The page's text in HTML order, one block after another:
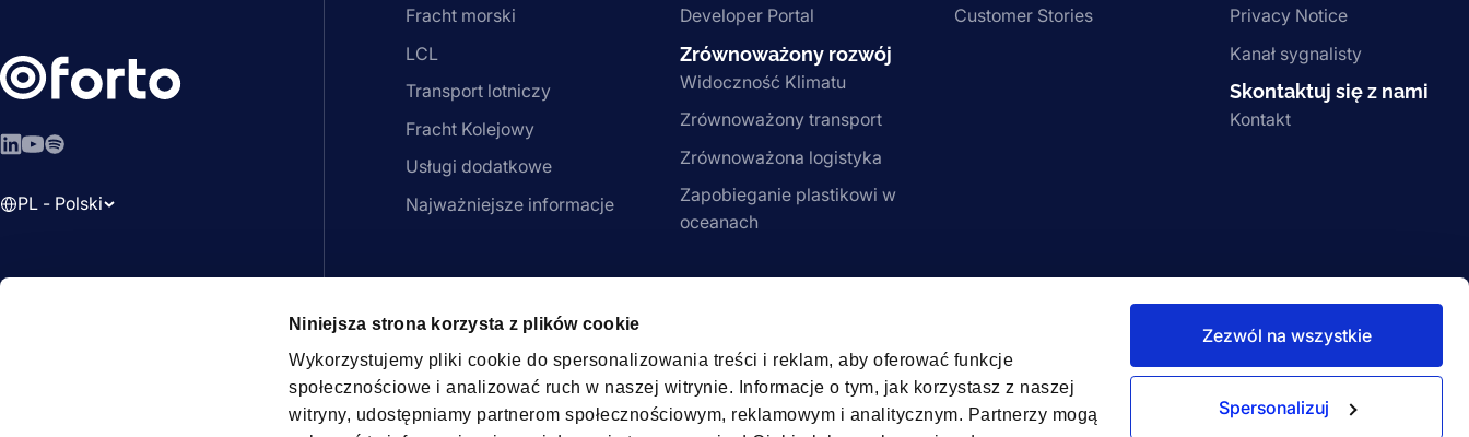
Niniejsza strona korzysta z plików cookie
Wykorzystujemy pliki cookie do spersonalizowania treści i reklam, aby oferować funkcje
społecznościowe i analizować ruch w naszej witrynie. Informacje o tym, jak korzystasz z naszej
witryny, udostępniamy partnerom społecznościowym, reklamowym i analitycznym. Partnerzy mogą
Zezwól na wszystkie
Spersonalizuj
LinkedIn
YouTube
Spotify
PL - Polski
Partner
Fracht morski
LCL
Transport lotniczy
Fracht Kolejowy
Usługi dodatkowe
Najważniejsze informacje
Developer Portal
Zrównoważony rozwój
Widoczność Klimatu
Zrównoważony transport
Zrównoważona logistyka
Zapobieganie plastikowi w
oceanach
Customer Stories
Privacy Notice
Kanał sygnalisty
Skontaktuj się z nami
Kontakt